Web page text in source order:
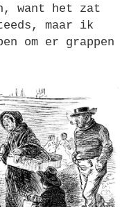
want het zat
maar ik
om er grappen